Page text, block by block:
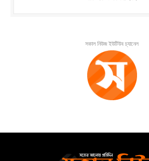
সকাল নিউজ ইউটিউব চ্যানেল